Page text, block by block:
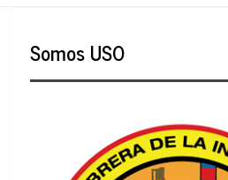
Somos USO